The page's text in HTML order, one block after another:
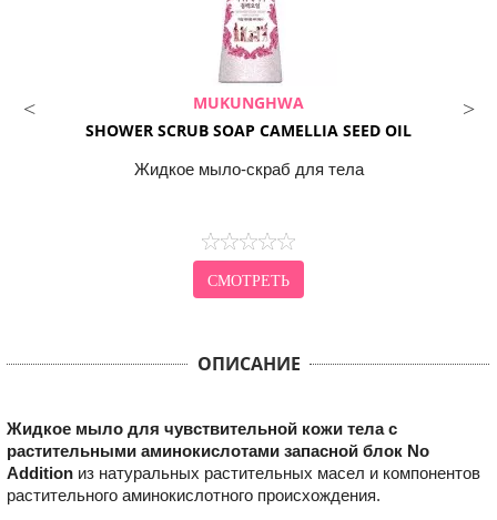
MUKUNGHWA
SHOWER SCRUB SOAP CAMELLIA SEED OIL
Жидкое мыло-скраб для тела
СМОТРЕТЬ
ОПИСАНИЕ
Жидкое мыло для чувствительной кожи тела с
растительными аминокислотами запасной блок No
Addition из натуральных растительных масел и компонентов
растительного аминокислотного происхождения.